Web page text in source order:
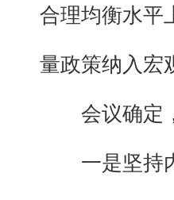
合理均衡水平
量政策纳入宏
会议确定
一是坚持